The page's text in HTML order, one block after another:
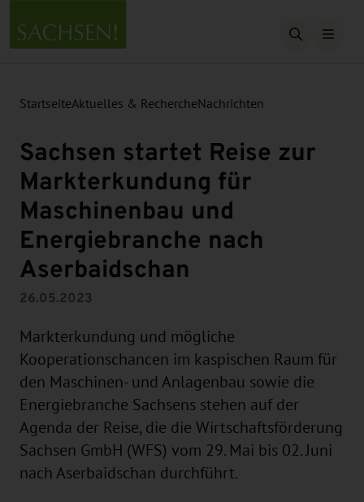
Suche
StartseiteAktuelles & RechercheNachrichten
Sachsen startet Reise zur
Markterkundung für
Maschinenbau und
Energiebranche nach
Aserbaidschan
26.05.2023
Markterkundung und mögliche
Kooperationschancen im kaspischen Raum für
den Maschinen- und Anlagenbau sowie die
Energiebranche Sachsens stehen auf der
Agenda der Reise, die die Wirtschaftsförderung
Sachsen GmbH (WFS) vom 29. Mai bis 02. Juni
nach Aserbaidschan durchführt.